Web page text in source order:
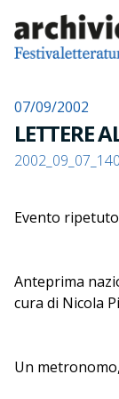
07/09/2002
LETTERE
2002_09_07_140
Evento ripetuto
Anteprima
cura di Nicola
Un